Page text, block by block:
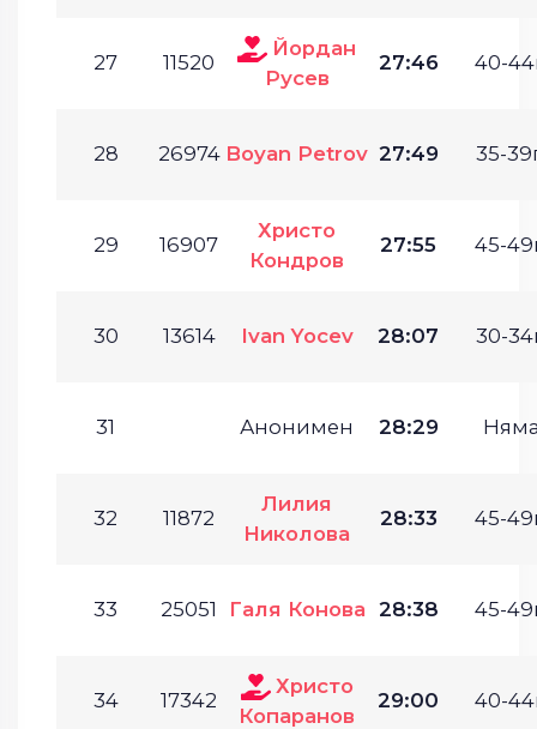
27 11520
Йордан
Русев
27:46 40-
28 26974 Boyan Petrov 27:49 35-
29 16907
Христо
Кондров
27:55 45-
30 13614 Ivan Yocev 28:07 30-
31 Анонимен 28:29
32 11872
Лилия
Николова
28:33 45-
33 25051 Галя Конова 28:38 45-
34 17342
Христо
Копаранов
29:00 40-